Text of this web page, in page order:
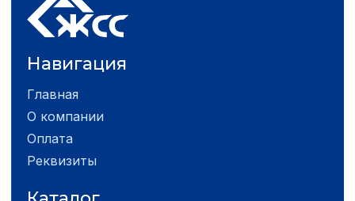
Навигация
Главная
О компании
Оплата
Реквизиты